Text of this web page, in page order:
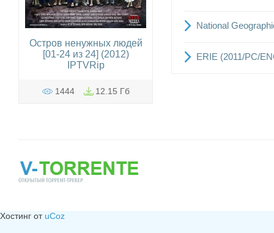
National
ERIE (2011/PC/
Остров ненужных людей
[01-24 из 24] (2012)
IPTVRip
1444 12.15 Гб
Хостинг от uCoz